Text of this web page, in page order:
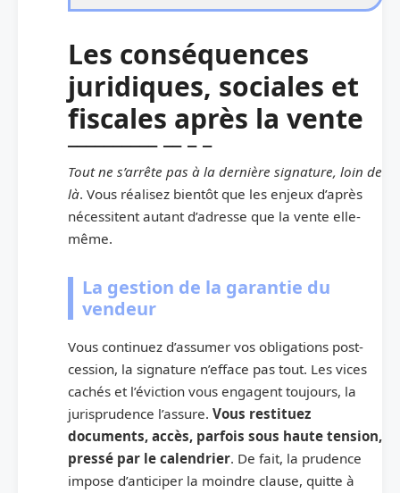
Les conséquences
juridiques, sociales et
fiscales après la vente
Tout ne s’arrête pas à la dernière signature, loin de
là. Vous réalisez bientôt que les enjeux d’après
nécessitent autant d’adresse que la vente elle-
même.
La gestion de la garantie du
vendeur
Vous continuez d’assumer vos obligations post-
cession, la signature n’efface pas tout. Les vices
cachés et l’éviction vous engagent toujours, la
jurisprudence l’assure. Vous restituez
documents, accès, parfois sous haute tension,
pressé par le calendrier. De fait, la prudence
impose d’anticiper la moindre clause, quitte à